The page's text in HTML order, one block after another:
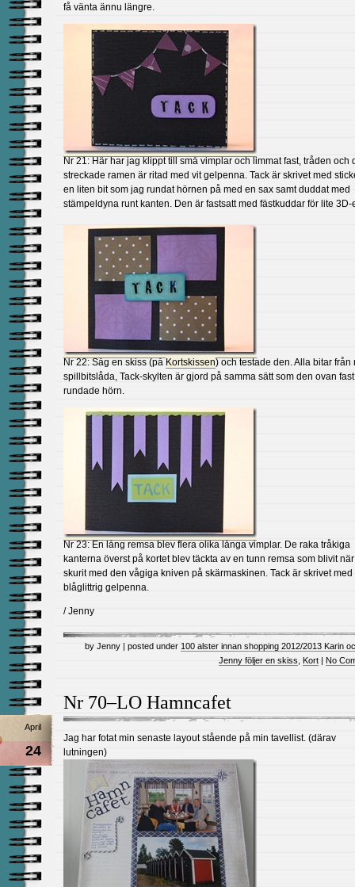
få vänta ännu längre.
Nr 21: Här har jag klippt till små vimplar och limmat fast, tråden och
streckade ramen är ritad med vit gelpenna. Tack är skrivet med
en liten bit som jag rundat hörnen på med en sax samt duddat med
stämpeldyna runt kanten. Den är fastsatt med fästkuddar för lite 3D-
Nr 22: Såg en skiss (på Kortskissen) och testade den. Alla bitar från
spillbitslåda, Tack-skylten är gjord på samma sätt som den ovan
rundade hörn.
Nr 23: En lång remsa blev flera olika långa vimplar. De raka tråkiga
kanterna överst på kortet blev täckta av en tunn remsa som blivit
skurit med den vågiga kniven på skärmaskinen. Tack är skrivet med
blåglittrig gelpenna.
/ Jenny
by Jenny | posted under 100 alster innan shopping 2012/2013 Karin
Jenny följer en skiss Kort | No
Nr 70–LO Hamncafet
April
24
Jag har fotat min senaste layout stående på min tavellist. (därav
lutningen)